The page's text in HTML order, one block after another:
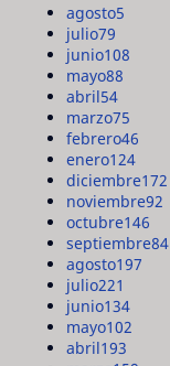
agosto5
julio79
junio108
mayo88
abril54
marzo75
febrero46
enero124
diciembre172
noviembre92
octubre146
septiembre84
agosto197
julio221
junio134
mayo102
abril193